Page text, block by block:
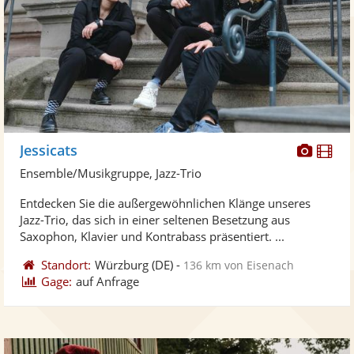
Jessicats
Ensemble/Musikgruppe, Jazz-Trio
Entdecken Sie die außergewöhnlichen Klänge unseres
Jazz-Trio, das sich in einer seltenen Besetzung aus
Saxophon, Klavier und Kontrabass präsentiert. ...
Standort: Würzburg (DE) - 136 km von Eisenach
Gage: auf Anfrage